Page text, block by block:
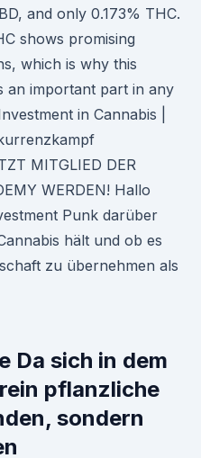
and only 0.173% THC.
shows promising
which is why this
an important part in any
in Cannabis |
MITGLIED DER
WERDEN! Hallo
Punk darüber
hält und ob es
zu übernehmen als
Da sich in dem
pflanzliche
sondern